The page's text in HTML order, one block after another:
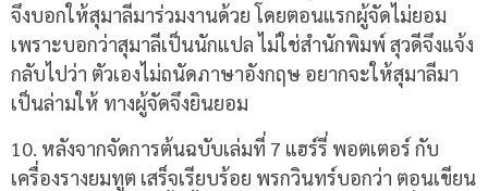
จึงบอกให้สุมาลีมาร่วมงานด้วย โดยตอนแรกผู้จัดไม่ยอม
เพราะบอกว่าสุมาลีเป็นนักแปล ไม่ใช่สำนักพิมพ์ สุวดีจึงแจ้ง
กลับไปว่า ตัวเองไม่ถนัดภาษาอังกฤษ อยากจะให้สุมาลีมา
เป็นล่ามให้ ทางผู้จัดจึงยินยอม
10. หลังจากจัดการต้นฉบับเล่มที่ 7 แฮร์รี่ พอตเตอร์ กับ
เครื่องรางยมทูต เสร็จเรียบร้อย พรกวินทร์บอกว่า ตอนเขียน